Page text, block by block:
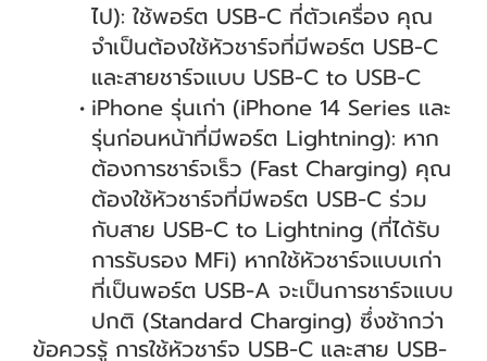
ไป): ใช้พอร์ต USB-C ที่ตัวเครื่อง คุณ
จำเป็นต้องใช้หัวชาร์จที่มีพอร์ต USB-C
และสายชาร์จแบบ USB-C to USB-C
iPhone รุ่นเก่า (iPhone 14 Series และ
รุ่นก่อนหน้าที่มีพอร์ต Lightning): หาก
ต้องการชาร์จเร็ว (Fast Charging) คุณ
ต้องใช้หัวชาร์จที่มีพอร์ต USB-C ร่วม
กับสาย USB-C to Lightning (ที่ได้รับ
การรับรอง MFi) หากใช้หัวชาร์จแบบเก่า
ที่เป็นพอร์ต USB-A จะเป็นการชาร์จแบบ
ปกติ (Standard Charging) ซึ่งช้ากว่า
ข้อควรรู้ การใช้หัวชาร์จ USB-C และสาย USB-